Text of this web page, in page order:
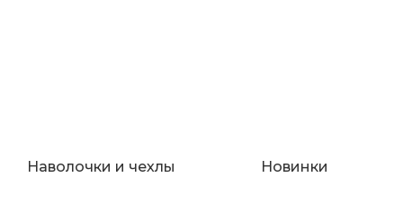
Наволочки и чехлы Новинки